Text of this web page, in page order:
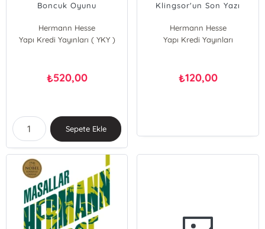
Boncuk Oyunu
Hermann Hesse
Yapı Kredi Yayınları ( YKY )
₺520,00
Sepete Ekle
Klingsor'un Son Yazı
Hermann Hesse
Yapı Kredi Yayınları
₺120,00